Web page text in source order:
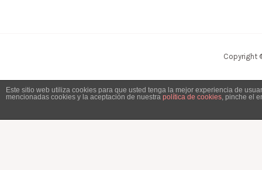
Copyright
Este sitio web utiliza cookies para que usted tenga la mejor experiencia de
mencionadas cookies y la aceptación de nuestra política de cookies, pinche el